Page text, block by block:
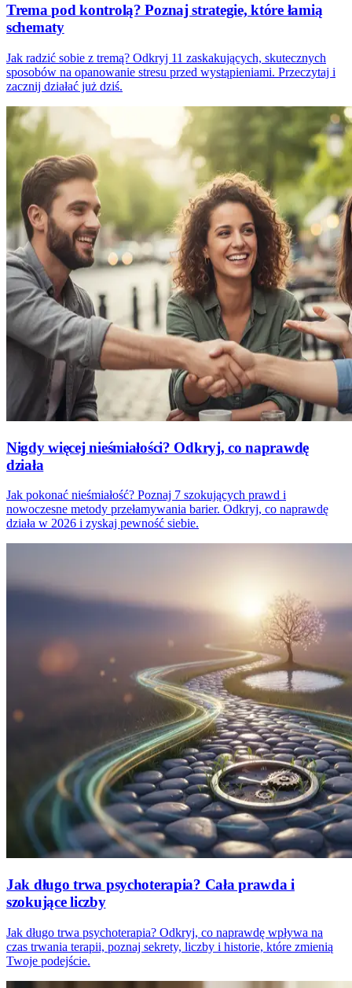
Trema pod kontrolą? Poznaj strategie, które łamią
schematy
Jak radzić sobie z tremą? Odkryj 11 zaskakujących, skutecznych
sposobów na opanowanie stresu przed wystąpieniami. Przeczytaj i
zacznij działać już dziś.
Nigdy więcej nieśmiałości? Odkryj, co naprawdę
działa
Jak pokonać nieśmiałość? Poznaj 7 szokujących prawd i
nowoczesne metody przełamywania barier. Odkryj, co naprawdę
działa w 2026 i zyskaj pewność siebie.
Jak długo trwa psychoterapia? Cała prawda i
szokujące liczby
Jak długo trwa psychoterapia? Odkryj, co naprawdę wpływa na
czas trwania terapii, poznaj sekrety, liczby i historie, które zmienią
Twoje podejście.